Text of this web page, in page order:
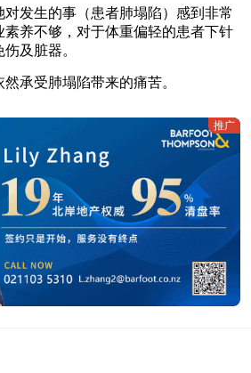
发生的事（患者肺塌陷）感到非常
养不够，对于体重偏轻的患者下针
及脏器。
承受肺塌陷带来的痛苦。
推广